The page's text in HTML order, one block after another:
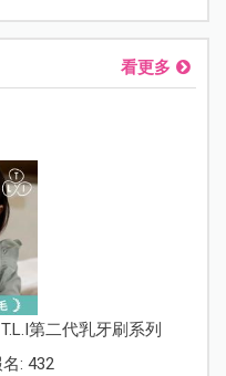
看更多
第二代乳牙刷系列
: 432